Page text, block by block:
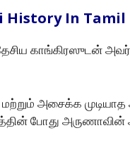
History In Tamil
காங்கிரஸுடன்
மற்றும் அசைக்க
போது அருணாவின்